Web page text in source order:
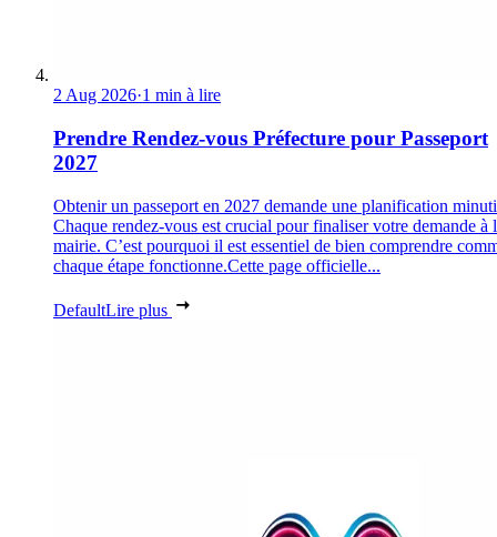
2 Aug 2026·1 min à lire
Prendre Rendez-vous Préfecture pour Passeport
2027
Obtenir un passeport en 2027 demande une planification
Chaque rendez-vous est crucial pour finaliser votre demande à
mairie. C’est pourquoi il est essentiel de bien comprendre
chaque étape fonctionne.Cette page officielle...
DefaultLire plus